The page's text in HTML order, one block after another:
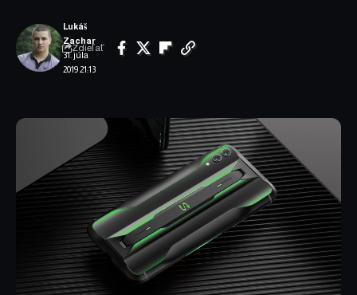
31. júla
2019 21:13
Lukáš
Zachar
Zdieľať